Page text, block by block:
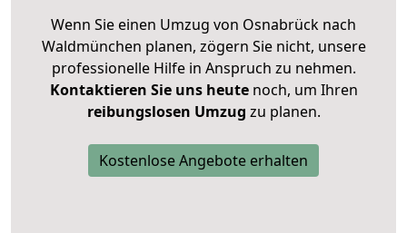
Wenn Sie einen Umzug von Osnabrück nach
Waldmünchen planen, zögern Sie nicht, unsere
professionelle Hilfe in Anspruch zu nehmen.
Kontaktieren Sie uns heutenoch, um Ihren
reibungslosen Umzug zu planen.
Kostenlose Angebote erhalten